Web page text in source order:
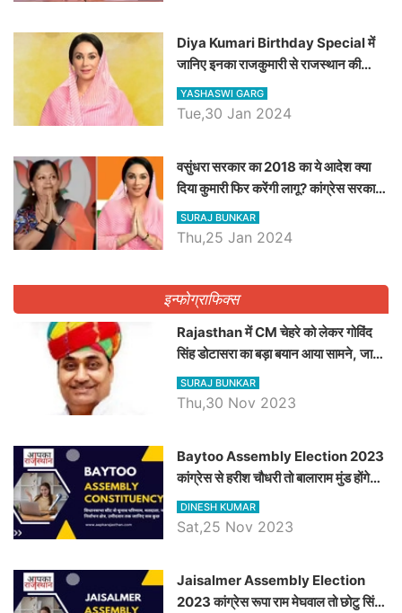
Diya Kumari Birthday Special में
जानिए इनका राजकुमारी से राजस्थान की
डिप्टी सीएम बनने तक का सफर, एक क्लिक में
जाने पूरा जीवन परिचय
YASHASWI GARG
Tue,30 Jan 2024
वसुंधरा सरकार का 2018 का ये आदेश क्या
दिया कुमारी फिर करेंगी लागू? कांग्रेस सरकार
ने किया था निरस्त
SURAJ BUNKAR
Thu,25 Jan 2024
इन्फोग्राफिक्स
Rajasthan में CM चेहरे को लेकर गोविंद
सिंह डोटासरा का बड़ा बयान आया सामने, जानें
विचार
SURAJ BUNKAR
Thu,30 Nov 2023
Baytoo Assembly Election 2023
कांग्रेस से हरीश चौधरी तो बालाराम मुंड होंगे
भाजपा उम्मीदवार, जानिये बायतू विधानसभा
सीट के ताजा समीकरण
DINESH KUMAR
Sat,25 Nov 2023
​​​​​​​Jaisalmer Assembly Election
2023 कांग्रेस रूपा राम मेघवाल तो छोटु सिंह